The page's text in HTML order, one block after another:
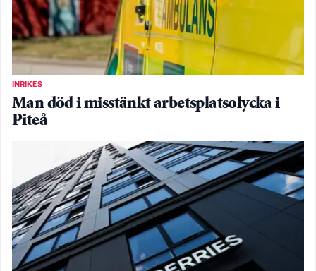
INRIKES
Man död i misstänkt arbetsplatsolycka i
Piteå